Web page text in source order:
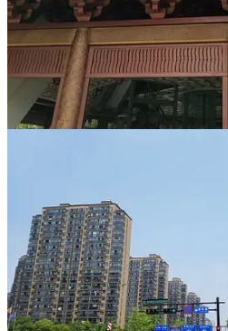
Substack es el hogar de la gran cultura